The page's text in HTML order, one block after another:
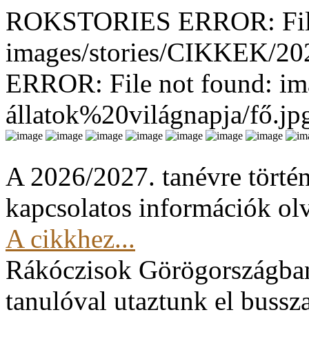
ROKSTORIES ERROR:
images/stories/CIKKEK/
ERROR: File not found:
állatok%20világnapja/
A 2026/2027. tanévre
kapcsolatos információk
A cikkhez...
Rákóczisok
tanulóval utaztunk el